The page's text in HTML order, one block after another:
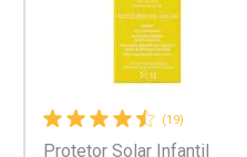
(19)
Protetor Solar Infantil